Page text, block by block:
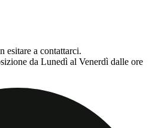
esitare a contattarci.
da Lunedì al Venerdì dalle ore